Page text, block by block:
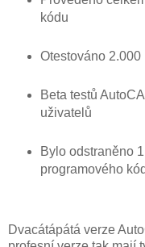
kódu
Otestováno
Beta testů
uživatelů
Bylo odstraněno
programového
Dvacátápátá verze